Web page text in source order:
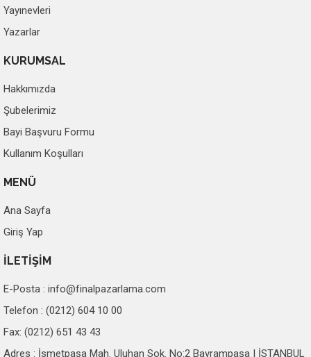
Yayınevleri
Yazarlar
KURUMSAL
Hakkımızda
Şubelerimiz
Bayi Başvuru Formu
Kullanım Koşulları
MENÜ
Ana Sayfa
Giriş Yap
İLETİŞİM
E-Posta : info@finalpazarlama.com
Telefon : (0212) 604 10 00
Fax: (0212) 651 43 43
Adres : İsmetpaşa Mah. Uluhan Sok. No:2 Bayrampaşa | İSTANBUL